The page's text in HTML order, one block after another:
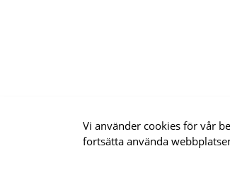
Vi använder cookies för vår
fortsätta använda